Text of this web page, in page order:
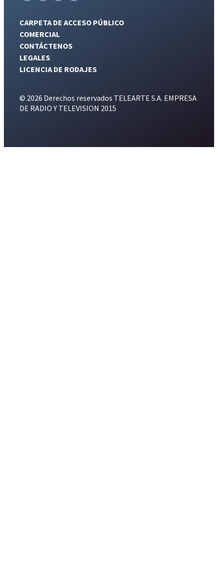
CARPETA DE ACCESO PÚBLICO
COMERCIAL
CONTÁCTENOS
LEGALES
LICENCIA DE RODAJES
© 2026 Derechos reservados TELEARTE S.A. EMPRESA
DE RADIO Y TELEVISION 2015